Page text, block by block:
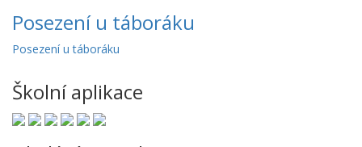
Posezení u táboráku
Posezení u táboráku
Školní aplikace